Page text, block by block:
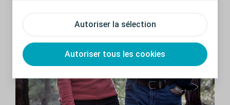
Autoriser la sélection
Autoriser tous les cookies